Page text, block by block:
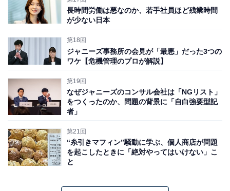
長時間労働は悪なのか、若手社員ほど残業時間
が少ない日本
第18回
ジャニーズ事務所の会見が「最悪」だった3つの
ワケ【危機管理のプロが解説】
第19回
なぜジャニーズのコンサル会社は「NGリスト」
をつくったのか、問題の背景に「自白強要型記
者」
第21回
“糸引きマフィン”騒動に学ぶ、個人商店が問題
を起こしたときに「絶対やってはいけない」こ
と